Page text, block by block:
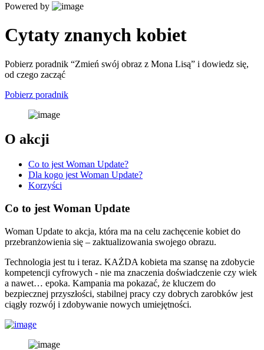
Powered by
Cytaty znanych kobiet
Pobierz poradnik “Zmień swój obraz z Mona Lisą” i dowiedz się,
od czego zacząć
Pobierz poradnik
O akcji
Co to jest Woman Update?
Dla kogo jest Woman Update?
Korzyści
Co to jest Woman Update
Woman Update to akcja, która ma na celu zachęcenie kobiet do
przebranżowienia się – zaktualizowania swojego obrazu.
Technologia jest tu i teraz. KAŻDA kobieta ma szansę na zdobycie
kompetencji cyfrowych - nie ma znaczenia doświadczenie czy wiek
a nawet… epoka. Kampania ma pokazać, że kluczem do
bezpiecznej przyszłości, stabilnej pracy czy dobrych zarobków jest
ciągły rozwój i zdobywanie nowych umiejętności.